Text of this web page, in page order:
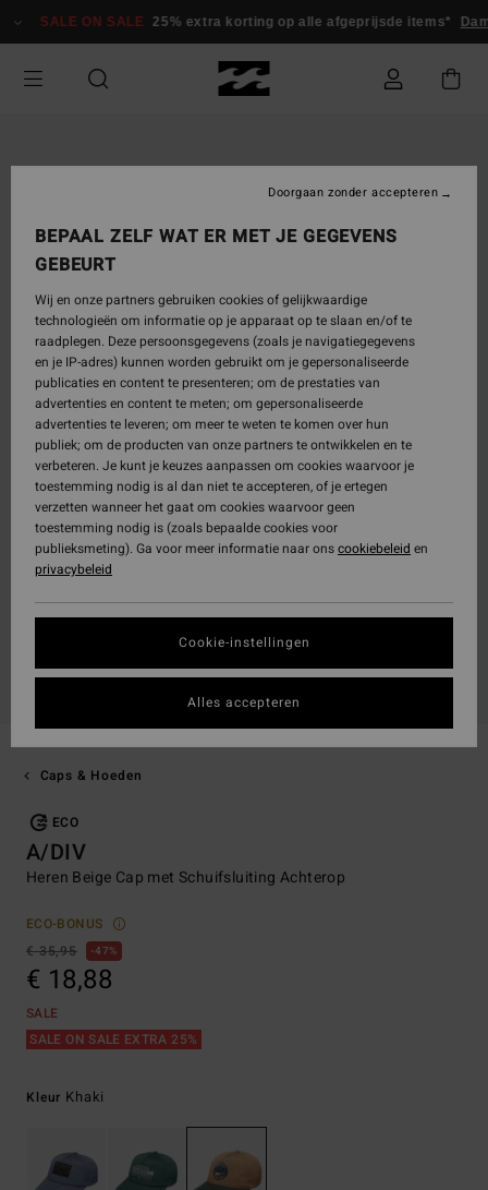
naar
SALE ON SALE 25% extra korting op alle afgeprijsde items*
Caps & Hoeden
ECO
A/DIV
Heren Beige Cap met Schuifsluiting Achterop
ECO-BONUS
€ 35,95
47%
€ 18,88
SALE
SALE ON SALE EXTRA 25%
Kleur Khaki
BEPAAL ZELF WAT ER MET JE GEGEVENS
GEBEURT
Wij en onze partners gebruiken cookies of gelijkwaardige
technologieën om informatie op je apparaat op te slaan en/of te
raadplegen. Deze persoonsgegevens (zoals je navigatiegegevens
en je IP-adres) kunnen worden gebruikt om je gepersonaliseerde
publicaties en content te presenteren; om de prestaties van
advertenties en content te meten; om gepersonaliseerde
advertenties te leveren; om meer te weten te komen over hun
publiek; om de producten van onze partners te ontwikkelen en te
verbeteren. Je kunt je keuzes aanpassen om cookies waarvoor je
toestemming nodig is al dan niet te accepteren, of je ertegen
verzetten wanneer het gaat om cookies waarvoor geen
toestemming nodig is (zoals bepaalde cookies voor
publieksmeting). Ga voor meer informatie naar onscookiebeleid en
privacybeleid
Cookie-instellingen
Doorgaan zonder accepteren
Alles accepteren